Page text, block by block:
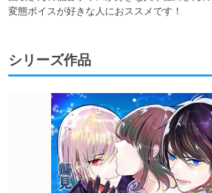
変態ボイスが好きな人におススメです！
シリーズ作品